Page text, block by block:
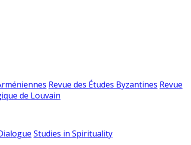
Revue des Études Byzantines Revue
de Louvain
Studies in Spirituality